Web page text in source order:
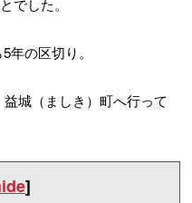
の区切り。
城（ましき）町へ行って
]